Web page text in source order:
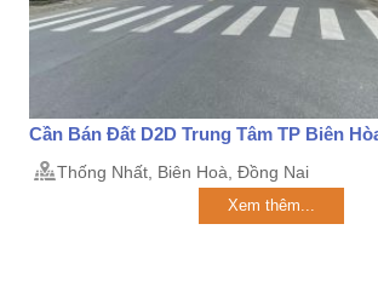
Cần Bán Đất D2D Trung Tâm TP Biên
Thống Nhất, Biên Hoà, Đồng Nai
Xem thêm...